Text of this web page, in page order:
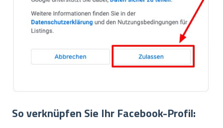
So verknüpfen Sie Ihr Facebook-Profil: